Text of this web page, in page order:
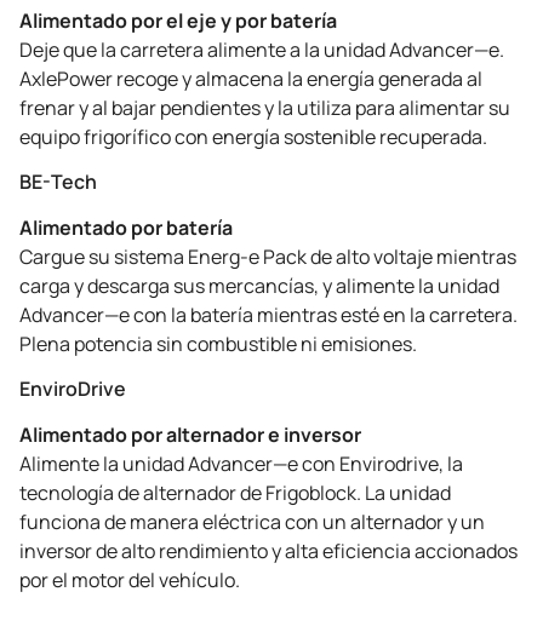
Alimentado por el eje y por batería
Deje que la carretera alimente a la unidad Advancer—e.
AxlePower recoge y almacena la energía generada al
frenar y al bajar pendientes y la utiliza para alimentar su
equipo frigorífico con energía sostenible recuperada.
BE-Tech
Alimentado por batería
Cargue su sistema Energ-e Pack de alto voltaje mientras
carga y descarga sus mercancías, y alimente la unidad
Advancer—e con la batería mientras esté en la carretera.
Plena potencia sin combustible ni emisiones.
EnviroDrive
Alimentado por alternador e inversor
Alimente la unidad Advancer—e con Envirodrive, la
tecnología de alternador de Frigoblock. La unidad
funciona de manera eléctrica con un alternador y un
inversor de alto rendimiento y alta eficiencia accionados
por el motor del vehículo.